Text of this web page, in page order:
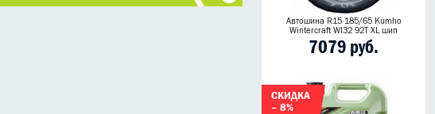
Автошина R15 185/65 Kumho
Wintercraft WI32 92T XL шип
7079 руб.
СКИДКА
– 8%